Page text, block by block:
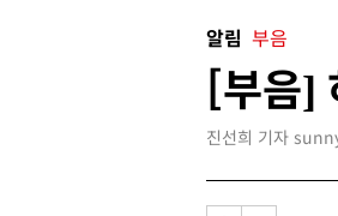
알림 부음
[부음]
진선희 기자